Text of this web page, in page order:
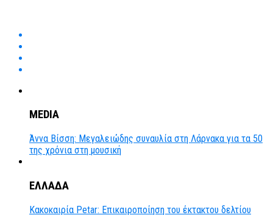
MEDIA
Άννα Βίσση: Μεγαλειώδης συναυλία στη Λάρνακα για τα 50
της χρόνια στη μουσική
ΕΛΛΑΔΑ
Κακοκαιρία Petar: Επικαιροποίηση του έκτακτου δελτίου